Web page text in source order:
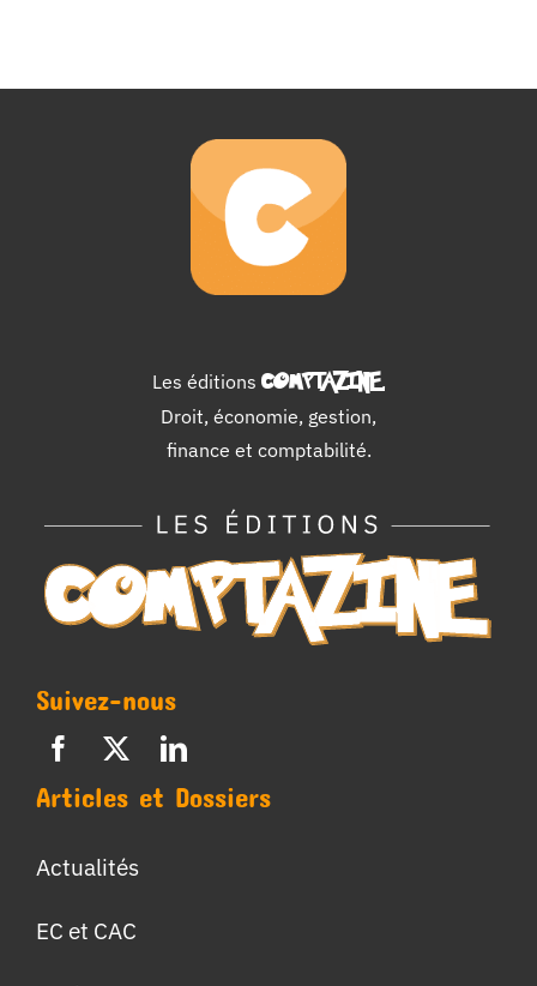
Les éditions COMPTAZINE.
Droit, économie, gestion,
finance et comptabilité.
Suivez-nous
Articles et Dossiers
Actualités
EC et CAC